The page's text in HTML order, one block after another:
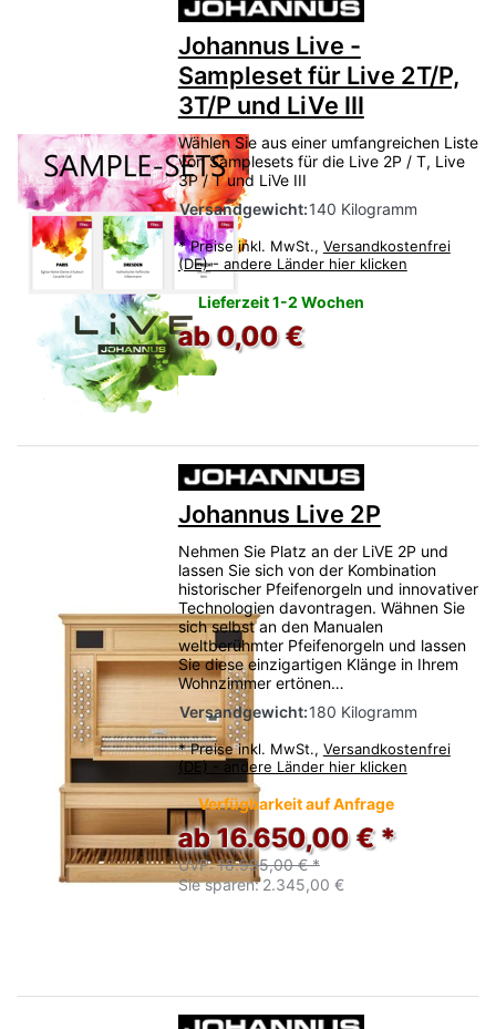
Johannus Live -
Sampleset für Live 2T/P,
3T/P und LiVe III
Wählen Sie aus einer umfangreichen Liste
von Samplesets für die Live 2P / T, Live
3P / T und LiVe III
Versandgewicht:140 Kilogramm
* Preise inkl. MwSt., Versandkostenfrei
(DE) - andere Länder hier klicken
Lieferzeit 1-2 Wochen
ab 0,00 €
Johannus Live 2P
Nehmen Sie Platz an der LiVE 2P und
lassen Sie sich von der Kombination
historischer Pfeifenorgeln und innovativer
Technologien davontragen. Wähnen Sie
sich selbst an den Manualen
weltberühmter Pfeifenorgeln und lassen
Sie diese einzigartigen Klänge in Ihrem
Wohnzimmer ertönen…
Versandgewicht:180 Kilogramm
* Preise inkl. MwSt., Versandkostenfrei
(DE) - andere Länder hier klicken
Verfügbarkeit auf Anfrage
ab 16.650,00 € *
UVP:18.995,00 € *
Sie sparen: 2.345,00 €